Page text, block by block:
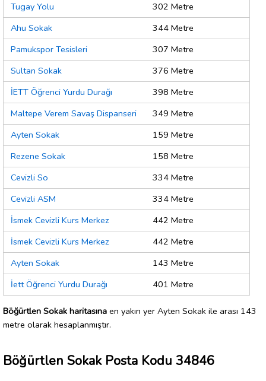
Tugay Yolu
302 Metre
Ahu Sokak
344 Metre
Pamukspor Tesisleri
307 Metre
Sultan Sokak
376 Metre
İETT Öğrenci Yurdu Durağı
398 Metre
Maltepe Verem Savaş Dispanseri
349 Metre
Ayten Sokak
159 Metre
Rezene Sokak
158 Metre
Cevizli So
334 Metre
Cevizli ASM
334 Metre
İsmek Cevizli Kurs Merkez
442 Metre
İsmek Cevizli Kurs Merkez
442 Metre
Ayten Sokak
143 Metre
İett Öğrenci Yurdu Durağı
401 Metre
Böğürtlen Sokak haritasına en yakın yer Ayten Sokak ile arası 143
metre olarak hesaplanmıştır.
Böğürtlen Sokak Posta Kodu 34846